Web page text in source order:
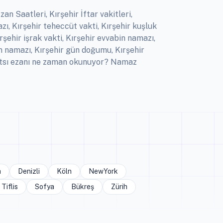
Saatleri, Kırşehir İftar vakitleri,
Kırşehir teheccüt vakti, Kırşehir kuşluk
işrak vakti, Kırşehir evvabin namazı,
Kırşehir gün doğumu, Kırşehir
ezanı ne zaman okunuyor? Namaz
Denizli Köln
NewYork
Tiflis
Sofya Bükreş Zürih